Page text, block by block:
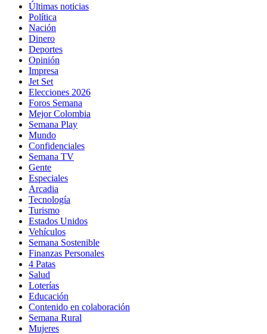
Últimas noticias
Política
Nación
Dinero
Deportes
Opinión
Impresa
Jet Set
Elecciones 2026
Foros Semana
Mejor Colombia
Semana Play
Mundo
Confidenciales
Semana TV
Gente
Especiales
Arcadia
Tecnología
Turismo
Estados Unidos
Vehículos
Semana Sostenible
Finanzas Personales
4 Patas
Salud
Loterías
Educación
Contenido en colaboración
Semana Rural
Mujeres